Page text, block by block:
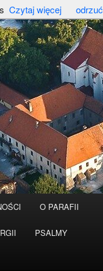
O PARAFII
PSALMY
Czytaj więcej odrzuć